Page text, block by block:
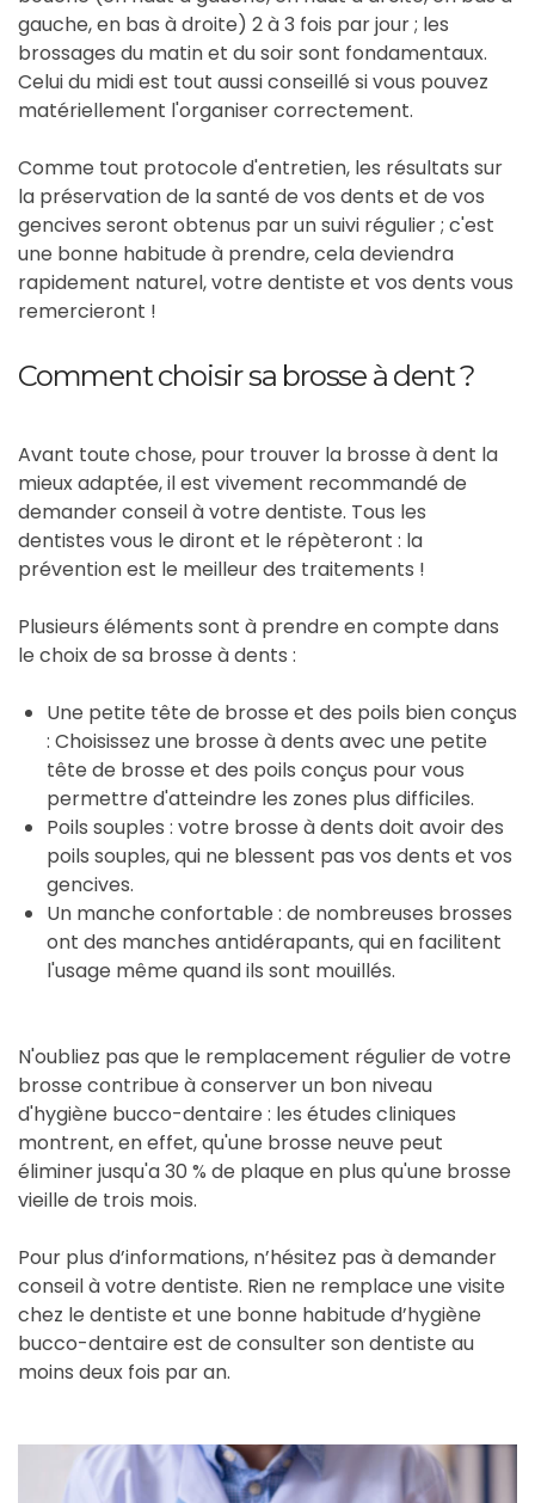
gauche, en bas à droite) 2 à 3 fois par jour ; les
brossages du matin et du soir sont fondamentaux.
Celui du midi est tout aussi conseillé si vous pouvez
matériellement l'organiser correctement.
Comme tout protocole d'entretien, les résultats sur
la préservation de la santé de vos dents et de vos
gencives seront obtenus par un suivi régulier ; c'est
une bonne habitude à prendre, cela deviendra
rapidement naturel, votre dentiste et vos dents vous
remercieront !
Comment choisir sa brosse à dent ?
Avant toute chose, pour trouver la brosse à dent la
mieux adaptée, il est vivement recommandé de
demander conseil à votre dentiste. Tous les
dentistes vous le diront et le répèteront : la
prévention est le meilleur des traitements !
Plusieurs éléments sont à prendre en compte dans
le choix de sa brosse à dents :
Une petite tête de brosse et des poils bien conçus
: Choisissez une brosse à dents avec une petite
tête de brosse et des poils conçus pour vous
permettre d'atteindre les zones plus difficiles.
Poils souples : votre brosse à dents doit avoir des
poils souples, qui ne blessent pas vos dents et vos
gencives.
Un manche confortable : de nombreuses brosses
ont des manches antidérapants, qui en facilitent
l'usage même quand ils sont mouillés.
N'oubliez pas que le remplacement régulier de votre
brosse contribue à conserver un bon niveau
d'hygiène bucco-dentaire : les études cliniques
montrent, en effet, qu'une brosse neuve peut
éliminer jusqu'a 30 % de plaque en plus qu'une brosse
vieille de trois mois.
Pour plus d’informations, n’hésitez pas à demander
conseil à votre dentiste. Rien ne remplace une visite
chez le dentiste et une bonne habitude d’hygiène
bucco-dentaire est de consulter son dentiste au
moins deux fois par an.